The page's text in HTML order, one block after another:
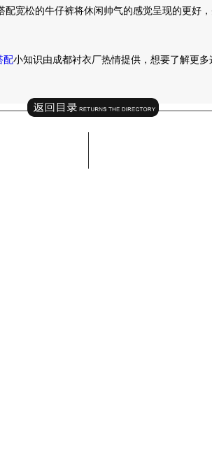
宽松的牛仔裤将休闲帅气的感觉呈现的更好
配小知识由成都衬衣厂热情提供，想要了解更